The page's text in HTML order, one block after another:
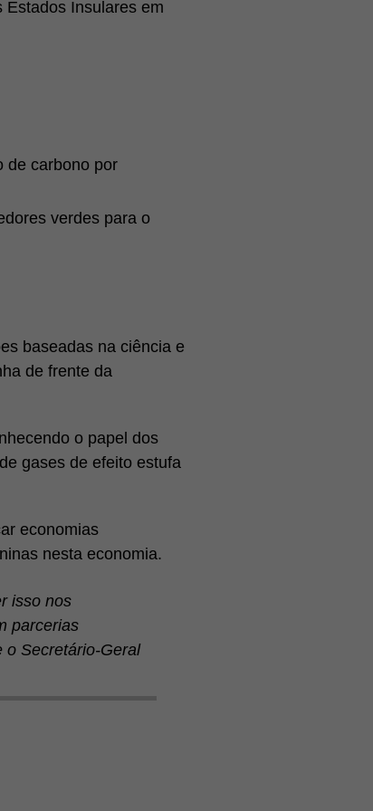
Estados Insulares em
de carbono por
verdes para o
baseadas na ciência e
de frente da
o papel dos
gases de efeito estufa
economias
nesta economia.
isso nos
parcerias
o Secretário-Geral